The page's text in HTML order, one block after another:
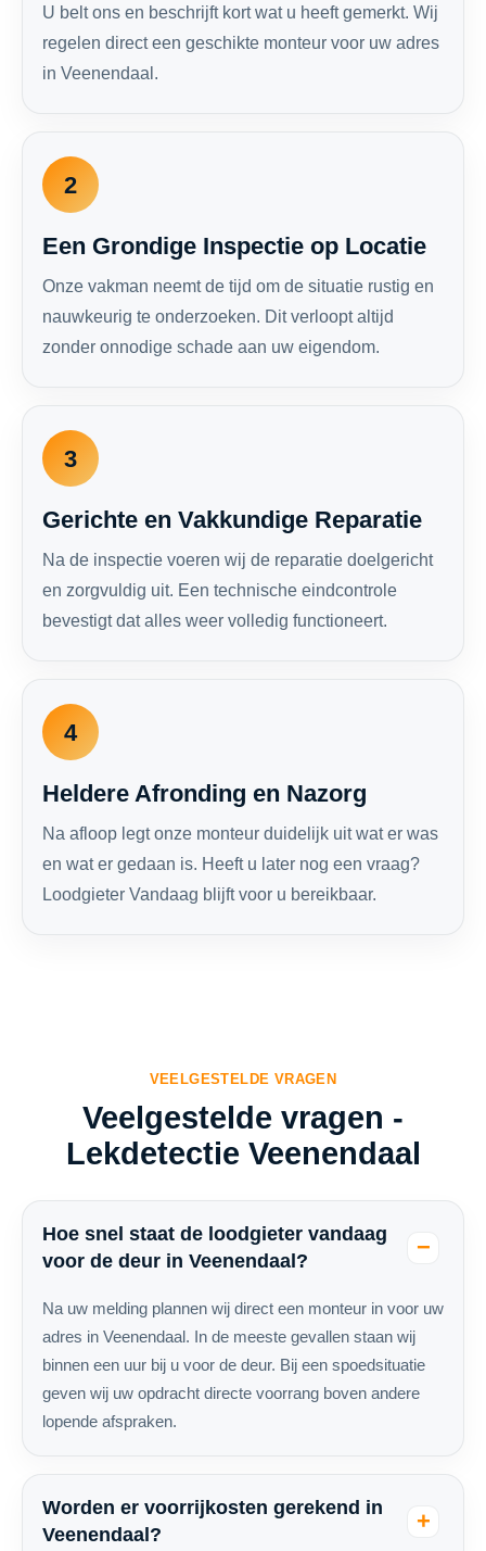
U belt ons en beschrijft kort wat u heeft gemerkt. Wij
regelen direct een geschikte monteur voor uw adres
in Veenendaal.
2
Een Grondige Inspectie op Locatie
Onze vakman neemt de tijd om de situatie rustig en
nauwkeurig te onderzoeken. Dit verloopt altijd
zonder onnodige schade aan uw eigendom.
3
Gerichte en Vakkundige Reparatie
Na de inspectie voeren wij de reparatie doelgericht
en zorgvuldig uit. Een technische eindcontrole
bevestigt dat alles weer volledig functioneert.
4
Heldere Afronding en Nazorg
Na afloop legt onze monteur duidelijk uit wat er was
en wat er gedaan is. Heeft u later nog een vraag?
Loodgieter Vandaag blijft voor u bereikbaar.
VEELGESTELDE VRAGEN
Veelgestelde vragen -
Lekdetectie Veenendaal
Hoe snel staat de loodgieter vandaag
voor de deur in Veenendaal?
Na uw melding plannen wij direct een monteur in voor uw
adres in Veenendaal. In de meeste gevallen staan wij
binnen een uur bij u voor de deur. Bij een spoedsituatie
geven wij uw opdracht directe voorrang boven andere
lopende afspraken.
Worden er voorrijkosten gerekend in
Veenendaal?